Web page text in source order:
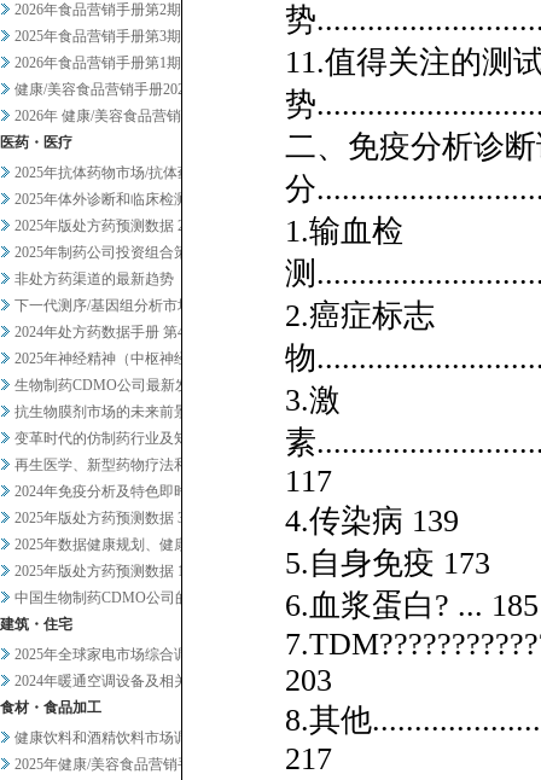
2026年食品营销手册第2期
2025年食品营销手册第3期
2026年食品营销手册第1期
健康/美容食品营销手册2025...
2026年 健康/美容食品营销...
医药・医疗
2025年抗体药物市场/抗体药...
2025年体外诊断和临床检测市...
2025年版处方药预测数据 2
2025年制药公司投资组合策略...
非处方药渠道的最新趋势
下一代测序/基因组分析市场20...
2024年处方药数据手册 第4...
2025年神经精神（中枢神经系...
生物制药CDMO公司最新发展趋...
抗生物膜剂市场的未来前景
变革时代的仿制药行业及知名企业...
再生医学、新型药物疗法和药物研...
2024年免疫分析及特色即时检...
2025年版处方药预测数据 3
2025年数据健康规划、健康管...
2025年版处方药预测数据 1
中国生物制药CDMO公司的战略...
建筑・住宅
2025年全球家电市场综合调查
2024年暖通空调设备及相关业...
食材・食品加工
健康饮料和酒精饮料市场调查
2025年健康/美容食品营销手...
势
11.值得关注的测
势
二、免疫分析诊
分
1.输血检
测
2.癌症标志
物
3.激
素
117
4.传染病 139
5.自身免疫 173
6.血浆蛋白? ... 185
203
8.其他
217